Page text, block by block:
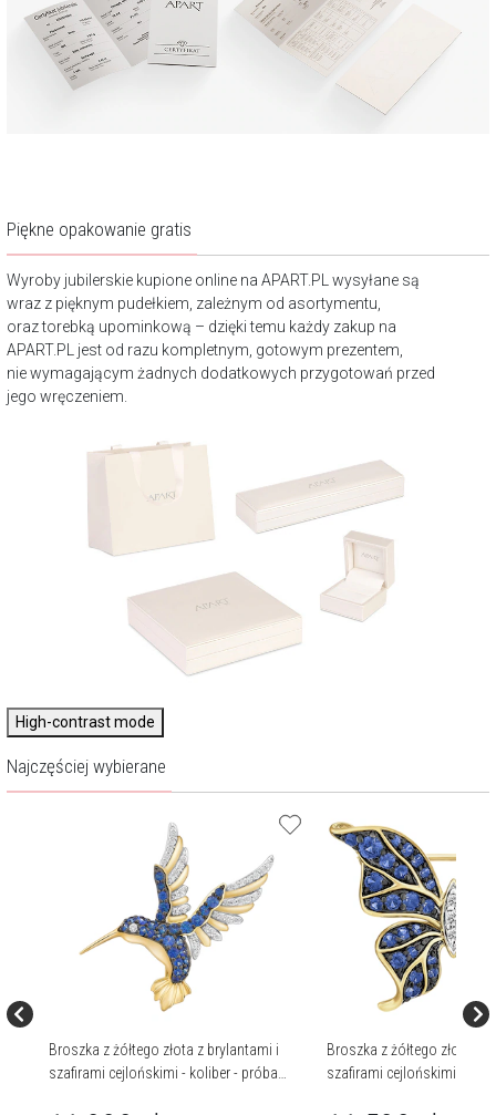
Piękne opakowanie gratis
Wyroby jubilerskie kupione online na APART.PL wysyłane są
wraz z pięknym pudełkiem, zależnym od asortymentu,
oraz torebką upominkową – dzięki temu każdy zakup na
APART.PL jest od razu kompletnym, gotowym prezentem,
nie wymagającym żadnych dodatkowych przygotowań przed
jego wręczeniem.
High-contrast mode
Najczęściej wybierane
Broszka z żółtego złota z brylantami i
szafirami cejlońskimi - koliber - próba
Broszka z żółtego złota z
szafirami cejlońskimi -